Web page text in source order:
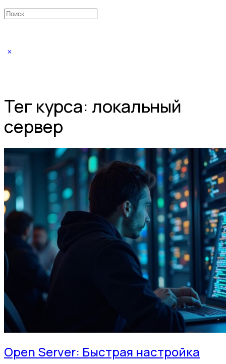
Искать:
Тег курса: локальный
сервер
Open Server: Быстрая настройка